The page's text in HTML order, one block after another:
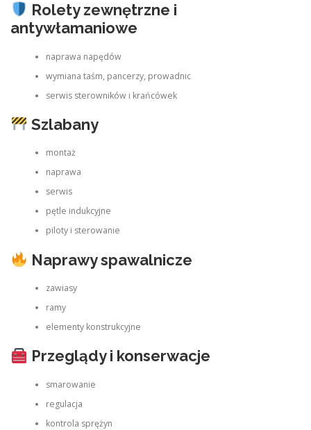
Rolety zewnętrzne i
antywłamaniowe
naprawa napędów
wymiana taśm, pancerzy, prowadnic
serwis sterowników i krańcówek
Szlabany
montaż
naprawa
serwis
pętle indukcyjne
piloty i sterowanie
Naprawy spawalnicze
zawiasy
ramy
elementy konstrukcyjne
Przeglądy i konserwacje
smarowanie
regulacja
kontrola sprężyn